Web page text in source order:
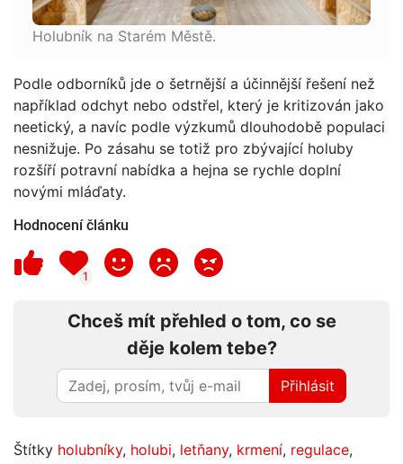
Holubník na Starém Městě.
Podle odborníků jde o šetrnější a účinnější řešení než
například odchyt nebo odstřel, který je kritizován jako
neetický, a navíc podle výzkumů dlouhodobě populaci
nesnižuje. Po zásahu se totiž pro zbývající holuby
rozšíří potravní nabídka a hejna se rychle doplní
novými mláďaty.
Hodnocení článku
1
Chceš mít přehled o tom, co se
děje kolem tebe?
Přihlásit
Štítky holubníky, holubi, letňany, krmení, regulace,